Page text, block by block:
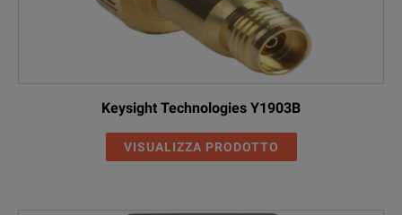
Keysight Technologies Y1903B
VISUALIZZA PRODOTTO